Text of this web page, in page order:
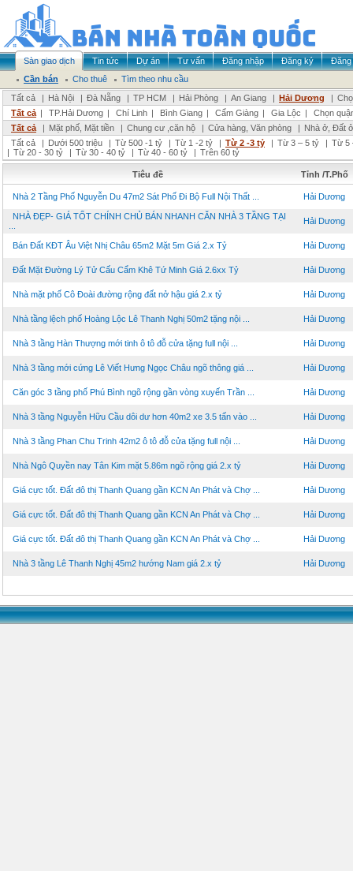
Sàn giao dịch Tin tức Dự án Tư vấn Đăng nhập Đăng ký
Đăng
Cần bán
Cho thuê
Tìm theo nhu cầu
Tất cả
| Hà Nội | Đà Nẵng | TP HCM | Hải Phòng | An Giang | Hải Dương |
Tất cả | TP.Hải Dương | Chí Linh | Bình Giang | Cẩm Giàng | Gia Lộc |
Chọn
Tất cả
| Mặt phố, Mặt tiền | Chung cư ,căn hộ | Cửa hàng, Văn phòng | Nhà ở, Đất ở
Tất cả
| Dưới 500 triệu | Từ 500 -1 tỷ | Từ 1 -2 tỷ | Từ 2 -3 tỷ | Từ 3 – 5 tỷ | Từ 5
| Từ 20 - 30 tỷ | Từ 30 - 40 tỷ | Từ 40 - 60 tỷ | Trên 60 tỷ
Tiêu đề Tỉnh /T.Phố
Nhà 2 Tầng Phố Nguyễn Du 47m2 Sát Phố Đi Bộ Full Nội Thất ... Hải Dương
NHÀ ĐẸP- GIÁ TỐT CHÍNH CHỦ BÁN NHANH CĂN NHÀ 3 TẦNG TẠI
Hải Dương
Bán Đất KĐT Âu Việt Nhị Châu 65m2 Mặt 5m Giá 2.x Tỷ Hải Dương
Đất Mặt Đường Lý Tử Cấu Cẩm Khê Tứ Minh Giá 2.6xx Tỷ Hải Dương
Nhà mặt phố Cô Đoài đường rộng đất nở hậu giá 2.x tỷ Hải Dương
Nhà tầng lệch phố Hoàng Lộc Lê Thanh Nghị 50m2 tặng nội ... Hải Dương
Nhà 3 tầng Hàn Thượng mới tinh ô tô đỗ cửa tặng full nội ... Hải Dương
Nhà 3 tầng mới cứng Lê Viết Hưng Ngọc Châu ngõ thông giá ... Hải Dương
Căn góc 3 tầng phố Phú Bình ngõ rộng gần vòng xuyến Trần ... Hải Dương
Nhà 3 tầng Nguyễn Hữu Cầu dôi dư hơn 40m2 xe 3.5 tấn vào ... Hải Dương
Nhà 3 tầng Phan Chu Trinh 42m2 ô tô đỗ cửa tặng full nội ... Hải Dương
Nhà Ngô Quyền nay Tân Kim mặt 5.86m ngõ rộng giá 2.x tỷ Hải Dương
Giá cực tốt. Đất đô thị Thanh Quang gần KCN An Phát và Chợ ... Hải Dương
Giá cực tốt. Đất đô thị Thanh Quang gần KCN An Phát và Chợ ... Hải Dương
Giá cực tốt. Đất đô thị Thanh Quang gần KCN An Phát và Chợ ... Hải Dương
Nhà 3 tầng Lê Thanh Nghị 45m2 hướng Nam giá 2.x tỷ Hải Dương